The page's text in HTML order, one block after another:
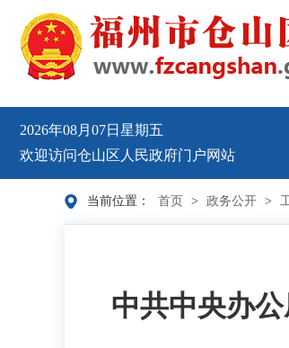
2026年08月07日星期五
欢迎访问仓山区人民政府门户网站
当前位置： 首页 > 政务公开 >
中共中央办